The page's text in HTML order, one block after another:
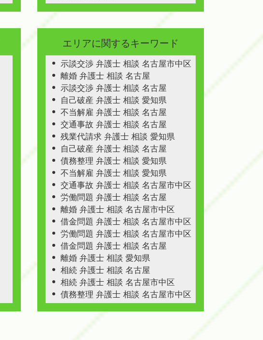
エリアに関するキーワード
示談交渉 弁護士 相談 名古屋市中区
離婚 弁護士 相談 名古屋
示談交渉 弁護士 相談 名古屋
自己破産 弁護士 相談 愛知県
不当解雇 弁護士 相談 名古屋
交通事故 弁護士 相談 名古屋
残業代請求 弁護士 相談 愛知県
自己破産 弁護士 相談 名古屋
債務整理 弁護士 相談 愛知県
不当解雇 弁護士 相談 愛知県
交通事故 弁護士 相談 名古屋市中区
労働問題 弁護士 相談 名古屋
離婚 弁護士 相談 名古屋市中区
借金問題 弁護士 相談 名古屋市中区
労働問題 弁護士 相談 名古屋市中区
借金問題 弁護士 相談 名古屋
離婚 弁護士 相談 愛知県
相続 弁護士 相談 名古屋
相続 弁護士 相談 名古屋市中区
債務整理 弁護士 相談 名古屋市中区